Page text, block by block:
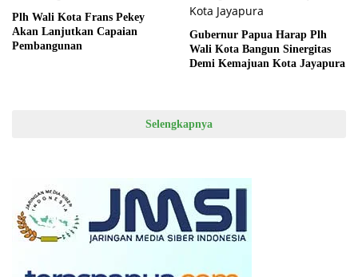
Plh Wali Kota Frans Pekey
Akan Lanjutkan Capaian
Pembangunan
Gubernur Papua Harap Plh
Wali Kota Bangun Sinergitas
Demi Kemajuan Kota Jayapura
Selengkapnya